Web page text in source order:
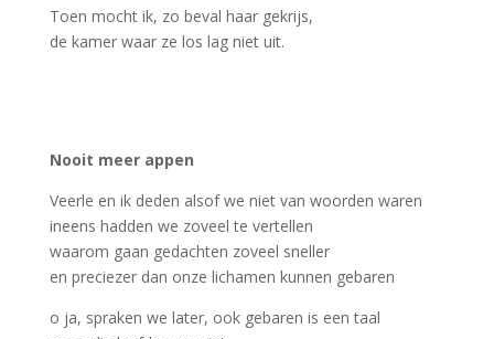
Toen mocht ik, zo beval haar gekrijs,
de kamer waar ze los lag niet uit.
Nooit meer appen
Veerle en ik deden alsof we niet van woorden waren
ineens hadden we zoveel te vertellen
waarom gaan gedachten zoveel sneller
en preciezer dan onze lichamen kunnen gebaren
o ja, spraken we later, ook gebaren is een taal